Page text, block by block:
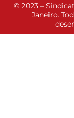
© 2023 –
Janeiro.